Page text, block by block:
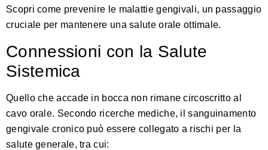
Scopri come prevenire le malattie gengivali, un passaggio
cruciale per mantenere una salute orale ottimale.
Connessioni con la Salute
Sistemica
Quello che accade in bocca non rimane circoscritto al
cavo orale. Secondo ricerche mediche, il sanguinamento
gengivale cronico può essere collegato a rischi per la
salute generale, tra cui: